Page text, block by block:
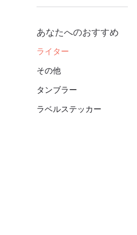
あなたへのおすすめ
ライター
その他
タンブラー
ラベルステッカー